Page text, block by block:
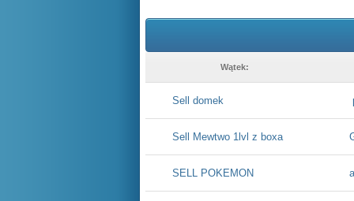
Wątek:
Sell domek
Sell Mewtwo 1lvl z boxa
SELL POKEMON